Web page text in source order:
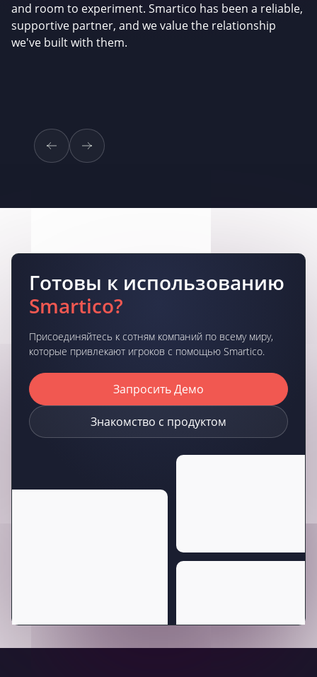
and room to experiment. Smartico has been a reliable,
supportive partner, and we value the relationship
we've built with them.
Готовы к использованию
Smartico?
Присоединяйтесь к сотням компаний по всему миру,
которые привлекают игроков с помощью Smartico.
Запросить Демо
Знакомство с продуктом